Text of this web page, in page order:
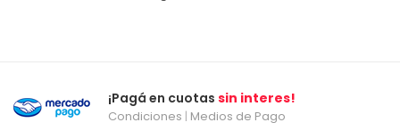
¡Pagá en cuotas sin interes!
Condiciones | Medios de Pago